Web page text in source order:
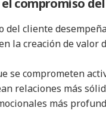
el compromiso
del cliente
la creación de valor
se comprometen
relaciones más
más